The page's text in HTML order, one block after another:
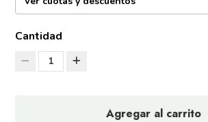
Cantidad
1
Agregar al carrito